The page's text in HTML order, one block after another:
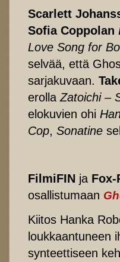
Scarlett
Sofia Coppolan
Love Song for
selvää, että
sarjakuvaan.
erolla Zatoichi –
elokuvien ohi
Cop, Sonatine
FilmiFIN ja Fox-
osallistumaan
Kiitos Hanka
loukkaantuneen
synteettiseen